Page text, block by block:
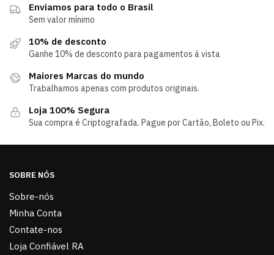
Enviamos para todo o Brasil
Sem valor mínimo
10% de desconto
Ganhe 10% de desconto para pagamentos á vista
Maiores Marcas do mundo
Trabalhamos apenas com produtos originais.
Loja 100% Segura
Sua compra é Criptografada. Pague por Cartão, Boleto ou Pix.
SOBRE NÓS
Sobre-nós
Minha Conta
Contate-nos
Loja Confiável RA